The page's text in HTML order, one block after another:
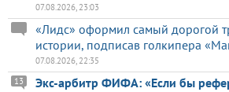
07.08.2026, 23:03
«Лидс» оформил самый дорогой
истории, подписав голкипера
07.08.2026, 22:35
Экс-арбитр ФИФА: «Если бы
13